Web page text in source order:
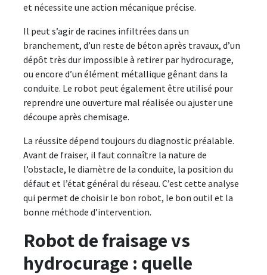
et nécessite une action mécanique précise.
Il peut s’agir de racines infiltrées dans un
branchement, d’un reste de béton après travaux, d’un
dépôt très dur impossible à retirer par hydrocurage,
ou encore d’un élément métallique gênant dans la
conduite. Le robot peut également être utilisé pour
reprendre une ouverture mal réalisée ou ajuster une
découpe après chemisage.
La réussite dépend toujours du diagnostic préalable.
Avant de fraiser, il faut connaître la nature de
l’obstacle, le diamètre de la conduite, la position du
défaut et l’état général du réseau. C’est cette analyse
qui permet de choisir le bon robot, le bon outil et la
bonne méthode d’intervention.
Robot de fraisage vs
hydrocurage : quelle